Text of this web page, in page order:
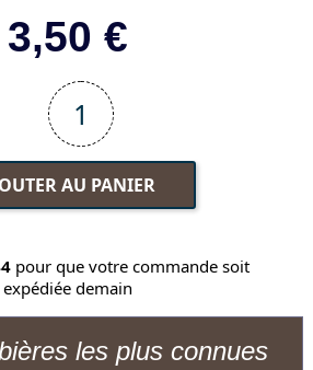
3,50 €
AU PANIER
pour que votre commande soit
expédiée demain
les plus connues